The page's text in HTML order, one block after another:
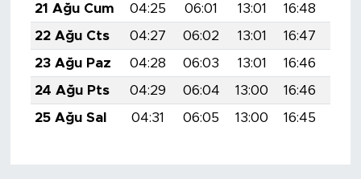
21 Ağu Cum
04:25 06:01 13:01 16:48
22 Ağu Cts
04:27 06:02 13:01 16:47
23 Ağu Paz
04:28 06:03 13:01 16:46
24 Ağu Pts
04:29 06:04 13:00 16:46
25 Ağu Sal
04:31 06:05 13:00 16:45